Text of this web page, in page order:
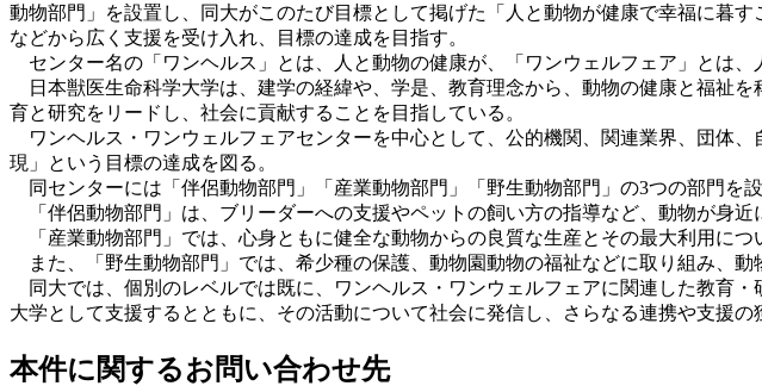
動物部門」を設置し、同大がこのたび目標として掲げた「人と動物が健康で幸福に暮
などから広く支援を受け入れ、目標の達成を目指す。
センター名の「ワンヘルス」とは、人と動物の健康が、「ワンウェルフェア」とは
日本獣医生命科学大学は、建学の経緯や、学是、教育理念から、動物の健康と福祉
育と研究をリードし、社会に貢献することを目指している。
ワンヘルス・ワンウェルフェアセンターを中心として、公的機関、関連業界、団体
現」という目標の達成を図る。
同センターには「伴侶動物部門」「産業動物部門」「野生動物部門」の3つの部門を設
「伴侶動物部門」は、ブリーダーへの支援やペットの飼い方の指導など、動物が身近
「産業動物部門」では、心身ともに健全な動物からの良質な生産とその最大利用に
また、「 野生動物部門」では、希少種の保護、動物園動物の福祉などに取り組み、動
同大では、個別のレベルでは既に、ワンヘルス・ワンウェルフェアに関連した教育
大学として支援するとともに、その活動について社会に発信し、さらなる連携や支援の
本件に関するお問い合わせ先